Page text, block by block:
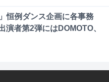
恒例ダンス企画に各事務
演者第2弾にはDOMOTO、